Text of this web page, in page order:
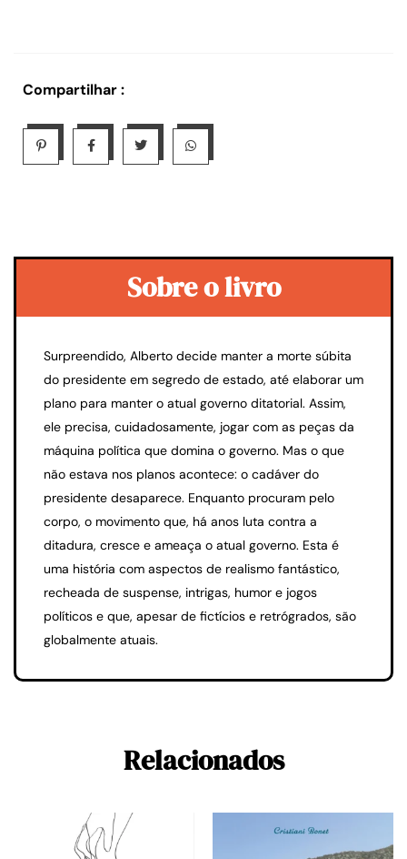
Compartilhar :
Sobre o livro
Surpreendido, Alberto decide manter a morte súbita
do presidente em segredo de estado, até elaborar um
plano para manter o atual governo ditatorial. Assim,
ele precisa, cuidadosamente, jogar com as peças da
máquina política que domina o governo. Mas o que
não estava nos planos acontece: o cadáver do
presidente desaparece. Enquanto procuram pelo
corpo, o movimento que, há anos luta contra a
ditadura, cresce e ameaça o atual governo. Esta é
uma história com aspectos de realismo fantástico,
recheada de suspense, intrigas, humor e jogos
políticos e que, apesar de fictícios e retrógrados, são
globalmente atuais.
Relacionados